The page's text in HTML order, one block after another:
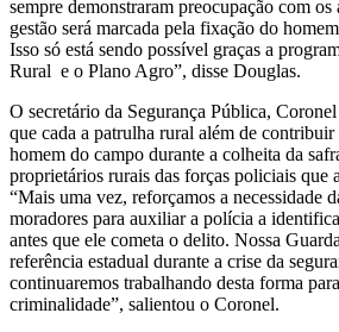
sempre demonstraram preocupação com os
gestão será marcada pela fixação do
Isso só está sendo possível graças a
Rural e o Plano Agro”, disse Douglas.
O secretário da Segurança Pública,
que cada a patrulha rural além de contribuir
homem do campo durante a colheita da
proprietários rurais das forças policiais que
“Mais uma vez, reforçamos a necessidade
moradores para auxiliar a polícia a
antes que ele cometa o delito. Nossa
referência estadual durante a crise da
continuaremos trabalhando desta forma
criminalidade”, salientou o Coronel.